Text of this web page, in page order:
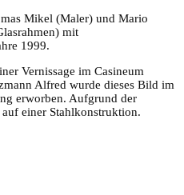
Mikel (Maler) und Mario
mit
1999.
Vernissage im Casineum
Alfred wurde dieses Bild im
erworben. Aufgrund der
einer Stahlkonstruktion.